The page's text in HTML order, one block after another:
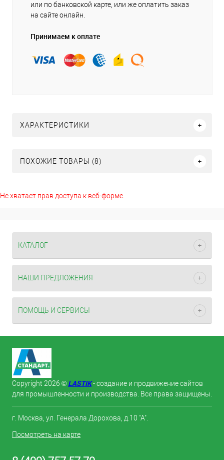
или по банковской карте, или же оплатить заказ
на сайте онлайн.
Принимаем к оплате
ХАРАКТЕРИСТИКИ
ПОХОЖИЕ ТОВАРЫ (8)
Не хватает прав доступа к веб-форме.
КАТАЛОГ
НАШИ ПРЕДЛОЖЕНИЯ
ПОМОЩЬ И СЕРВИСЫ
Copyright 2026 © LASTIK- создание и продвижение сайтов
для промышленности и производства. Все права защищены.
г. Москва, ул. Генерала Дорохова, д.10 "А".
Посмотреть на карте